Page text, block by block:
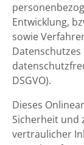
Entwicklung,
sowie
DSGVO).
Dieses
Sicherheit und
vertraulicher